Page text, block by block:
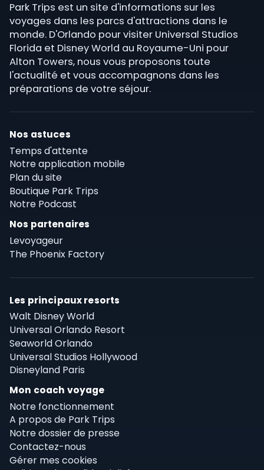
Park Trips est un site d'informations sur les
voyages dans les parcs d'attractions dans le
monde. D'Orlando pour visiter Universal Studios
Florida et Disney World au Royaume-Uni pour
Alton Towers, nous vous proposons toute
l'actualité et vous accompagnons dans les
préparations de votre séjour.
Nos astuces
Temps d'attente
Notre application mobile
Plan du site
Boutique Park Trips
Notre Podcast
Nos partenaires
Levoyageur
The Phoenix Factory
Les principaux resorts
Walt Disney World
Universal Orlando Resort
Seaworld Orlando
Universal Studios Hollywood
Disneyland Paris
Mon coach voyage
Notre fonctionnement
A propos de Park Trips
Notre dossier de presse
Contactez-nous
Gérer mes cookies